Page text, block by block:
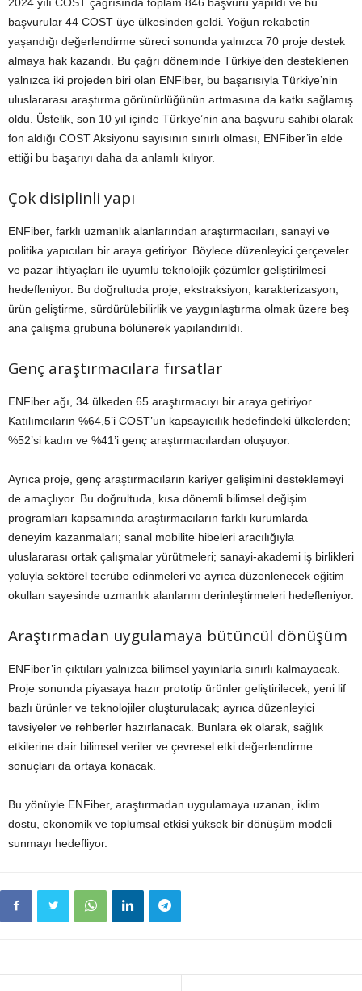
başvurular 44 COST üye ülkesinden geldi. Yoğun rekabetin
yaşandığı değerlendirme süreci sonunda yalnızca 70 proje destek
almaya hak kazandı. Bu çağrı döneminde Türkiye’den desteklenen
yalnızca iki projeden biri olan ENFiber, bu başarısıyla Türkiye’nin
uluslararası araştırma görünürlüğünün artmasına da katkı sağlamış
oldu. Üstelik, son 10 yıl içinde Türkiye’nin ana başvuru sahibi olarak
fon aldığı COST Aksiyonu sayısının sınırlı olması, ENFiber’in elde
ettiği bu başarıyı daha da anlamlı kılıyor.
Çok disiplinli yapı
ENFiber, farklı uzmanlık alanlarından araştırmacıları, sanayi ve
politika yapıcıları bir araya getiriyor. Böylece düzenleyici çerçeveler
ve pazar ihtiyaçları ile uyumlu teknolojik çözümler geliştirilmesi
hedefleniyor. Bu doğrultuda proje, ekstraksiyon, karakterizasyon,
ürün geliştirme, sürdürülebilirlik ve yaygınlaştırma olmak üzere beş
ana çalışma grubuna bölünerek yapılandırıldı.
Genç araştırmacılara fırsatlar
ENFiber ağı, 34 ülkeden 65 araştırmacıyı bir araya getiriyor.
Katılımcıların %64,5’i COST’un kapsayıcılık hedefindeki ülkelerden;
%52’si kadın ve %41’i genç araştırmacılardan oluşuyor.
Ayrıca proje, genç araştırmacıların kariyer gelişimini desteklemeyi
de amaçlıyor. Bu doğrultuda, kısa dönemli bilimsel değişim
programları kapsamında araştırmacıların farklı kurumlarda
deneyim kazanmaları; sanal mobilite hibeleri aracılığıyla
uluslararası ortak çalışmalar yürütmeleri; sanayi-akademi iş birlikleri
yoluyla sektörel tecrübe edinmeleri ve ayrıca düzenlenecek eğitim
okulları sayesinde uzmanlık alanlarını derinleştirmeleri hedefleniyor.
Araştırmadan uygulamaya bütüncül dönüşüm
ENFiber’in çıktıları yalnızca bilimsel yayınlarla sınırlı kalmayacak.
Proje sonunda piyasaya hazır prototip ürünler geliştirilecek; yeni lif
bazlı ürünler ve teknolojiler oluşturulacak; ayrıca düzenleyici
tavsiyeler ve rehberler hazırlanacak. Bunlara ek olarak, sağlık
etkilerine dair bilimsel veriler ve çevresel etki değerlendirme
sonuçları da ortaya konacak.
Bu yönüyle ENFiber, araştırmadan uygulamaya uzanan, iklim
dostu, ekonomik ve toplumsal etkisi yüksek bir dönüşüm modeli
sunmayı hedefliyor.